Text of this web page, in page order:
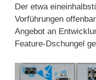
Der etwa
Vorführungen
Angebot an
Feature-Dschungel